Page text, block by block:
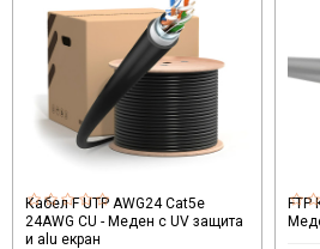
Кабел F UTP AWG24 Cat5e
24AWG CU - Меден с UV защита
и alu екран
FTP